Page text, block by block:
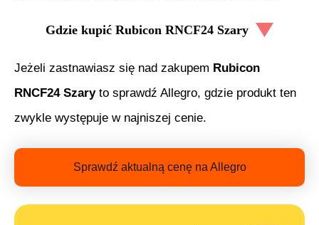
Gdzie kupić Rubicon RNCF24 Szary
Jeżeli zastnawiasz się nad zakupem Rubicon
RNCF24 Szaryto sprawdź Allegro, gdzie produkt ten
zwykle występuje w najniszej cenie.
Sprawdź aktualną cenę na Allegro